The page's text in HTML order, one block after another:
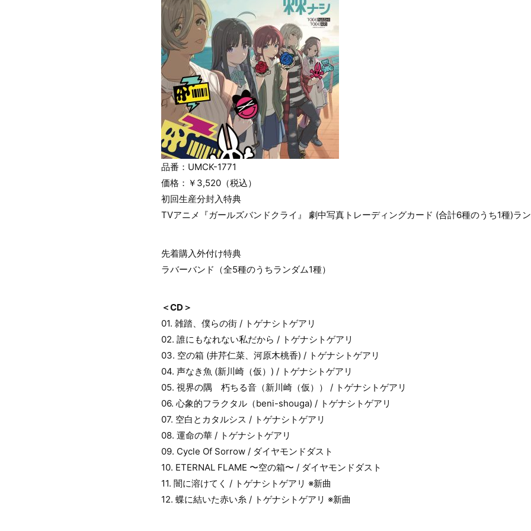
品番：UMCK-1771
価格：￥3,520（税込）
初回生産分封入特典
TVアニメ『ガールズバンドクライ』 劇中写真トレーディングカード (合計6種のうち1種)ラ
先着購入外付け特典
ラバーバンド（全5種のうちランダム1種）
＜CD＞
01. 雑踏、僕らの街 / トゲナシトゲアリ
02. 誰にもなれない私だから / トゲナシトゲアリ
03. 空の箱 (井芹仁菜、河原木桃香) / トゲナシトゲアリ
04. 声なき魚 (新川崎（仮）) / トゲナシトゲアリ
05. 視界の隅 朽ちる音（新川崎（仮）） / トゲナシトゲアリ
06. 心象的フラクタル（beni-shouga) / トゲナシトゲアリ
07. 空白とカタルシス / トゲナシトゲアリ
08. 運命の華 / トゲナシトゲアリ
09. Cycle Of Sorrow / ダイヤモンドダスト
10. ETERNAL FLAME 〜空の箱〜 / ダイヤモンドダスト
11. 闇に溶けてく / トゲナシトゲアリ ※新曲
12. 蝶に結いた赤い糸 / トゲナシトゲアリ ※新曲